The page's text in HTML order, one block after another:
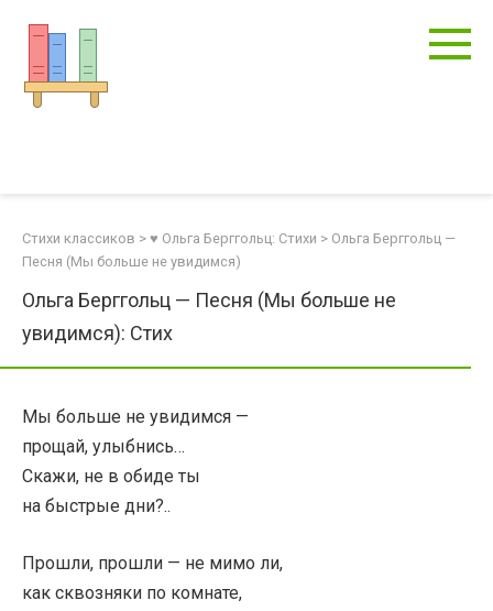
контенту
Стихи классиков > ♥ Ольга Берггольц: Стихи > Ольга Берггольц —
Песня (Мы больше не увидимся)
Ольга Берггольц — Песня (Мы больше не
увидимся): Стих
Мы больше не увидимся —
прощай, улыбнись…
Скажи, не в обиде ты
на быстрые дни?..
Прошли, прошли — не мимо ли,
как сквозняки по комнате,